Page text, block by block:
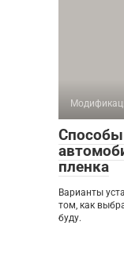
пленка
Варианты
том, как
буду.